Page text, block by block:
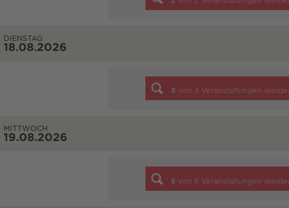
DIENSTAG
18.08.2026
3 von 3 Veranstaltungen
MITTWOCH
19.08.2026
5 von 5 Veranstaltungen